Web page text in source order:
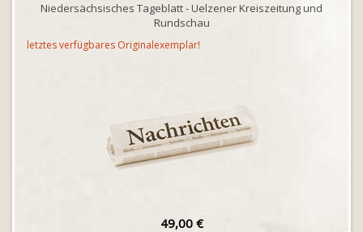
Niedersächsisches Tageblatt - Uelzener Kreiszeitung und
Rundschau
letztes verfügbares Originalexemplar!
49,00 €